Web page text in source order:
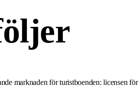
marknaden för turistboenden: licensen för